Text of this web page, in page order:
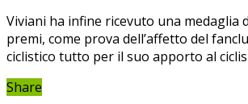
Viviani ha infine ricevuto una medaglia
premi, come prova dell’affetto del
ciclistico tutto per il suo apporto al
Share